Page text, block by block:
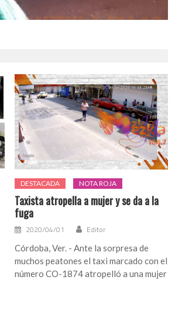
DESTACADA NOTA ROJA
Taxista atropella a mujer y se da a la
fuga
2020/04/01 Editor
Córdoba, Ver. - Ante la sorpresa de
muchos peatones el taxi marcado con el
número CO-1874 atropelló a una mujer